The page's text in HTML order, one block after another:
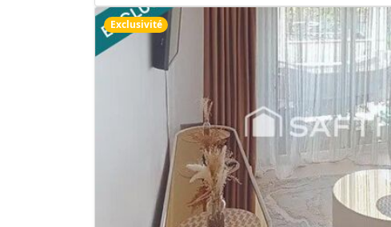
Exclusivité